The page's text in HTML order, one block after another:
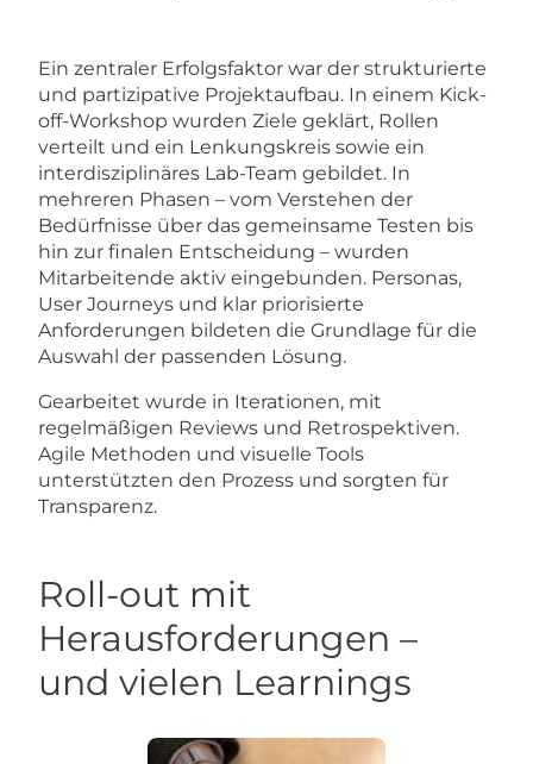
Ein zentraler Erfolgsfaktor war der strukturierte
und partizipative Projektaufbau. In einem Kick-
off-Workshop wurden Ziele geklärt, Rollen
verteilt und ein Lenkungskreis sowie ein
interdisziplinäres Lab-Team gebildet. In
mehreren Phasen – vom Verstehen der
Bedürfnisse über das gemeinsame Testen bis
hin zur finalen Entscheidung – wurden
Mitarbeitende aktiv eingebunden. Personas,
User Journeys und klar priorisierte
Anforderungen bildeten die Grundlage für die
Auswahl der passenden Lösung.
Gearbeitet wurde in Iterationen, mit
regelmäßigen Reviews und Retrospektiven.
Agile Methoden und visuelle Tools
unterstützten den Prozess und sorgten für
Transparenz.
Roll-out mit
Herausforderungen –
und vielen Learnings